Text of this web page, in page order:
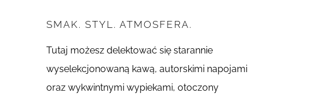
SMAK. STYL. ATMOSFERA.
Tutaj możesz delektować się starannie
wyselekcjonowaną kawą, autorskimi napojami
oraz wykwintnymi wypiekami, otoczony